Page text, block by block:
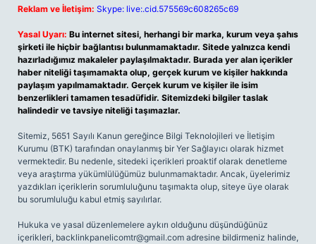
Reklam ve İletişim: Skype: live:.cid.575569c608265c69
Yasal Uyarı: Bu internet sitesi, herhangi bir marka, kurum veya şahıs
şirketi ile hiçbir bağlantısı bulunmamaktadır. Sitede yalnızca kendi
hazırladığımız makaleler paylaşılmaktadır. Burada yer alan içerikler
haber niteliği taşımamakta olup, gerçek kurum ve kişiler hakkında
paylaşım yapılmamaktadır. Gerçek kurum ve kişiler ile isim
benzerlikleri tamamen tesadüfidir. Sitemizdeki bilgiler taslak
halindedir ve tavsiye niteliği taşımazlar.
Sitemiz, 5651 Sayılı Kanun gereğince Bilgi Teknolojileri ve İletişim
Kurumu (BTK) tarafından onaylanmış bir Yer Sağlayıcı olarak hizmet
vermektedir. Bu nedenle, sitedeki içerikleri proaktif olarak denetleme
veya araştırma yükümlülüğümüz bulunmamaktadır. Ancak, üyelerimiz
yazdıkları içeriklerin sorumluluğunu taşımakta olup, siteye üye olarak
bu sorumluluğu kabul etmiş sayılırlar.
Hukuka ve yasal düzenlemelere aykırı olduğunu düşündüğünüz
içerikleri, backlinkpanelicomtr@gmail.com adresine bildirmeniz halinde,